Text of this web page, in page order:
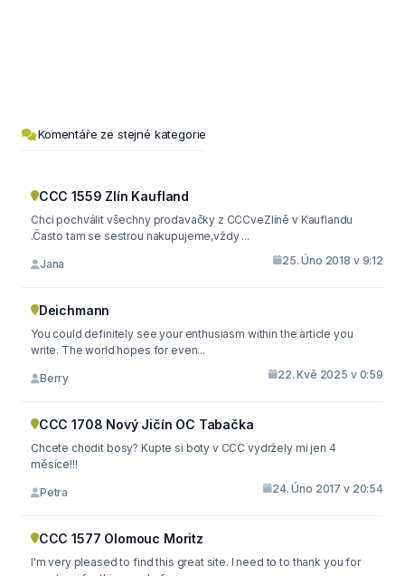
Komentáře ze stejné kategorie
CCC 1559 Zlín Kaufland
Chci pochválit všechny prodavačky z CCCveZlíně v Kauflandu
.Často tam se sestrou nakupujeme,vždy ...
Jana 25. Úno 2018 v 9:12
Deichmann
You could definitely see your enthusiasm within the article you
write. The world hopes for even...
Berry 22. Kvě 2025 v 0:59
CCC 1708 Nový Jičín OC Tabačka
Chcete chodit bosy? Kupte si boty v CCC vydržely mi jen 4
měsíce!!!
Petra 24. Úno 2017 v 20:54
CCC 1577 Olomouc Moritz
I'm very pleased to find this great site. I need to to thank you for